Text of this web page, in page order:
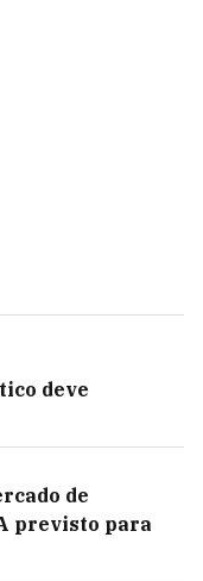
deve
de
previsto para